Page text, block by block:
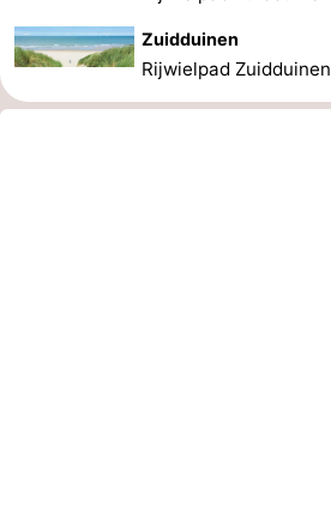
Zuidduinen
Rijwielpad Zuidduinen